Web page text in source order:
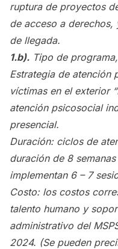
ruptura de proyectos
de acceso a
de llegada.
1.b). Tipo de
Estrategia de atención
víctimas en el exterior
atención psicosocial
presencial.
Duración: ciclos de
duración de 8
implementan 6 – 7
Costo: los costos
talento humano y
administrativo del
2024. (Se pueden